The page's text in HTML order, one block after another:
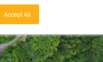
Accept All